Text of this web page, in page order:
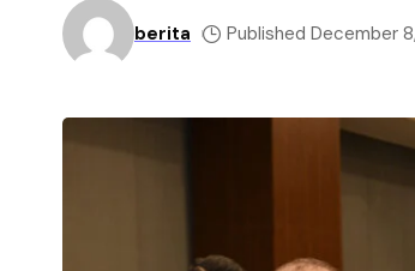
berita Published December